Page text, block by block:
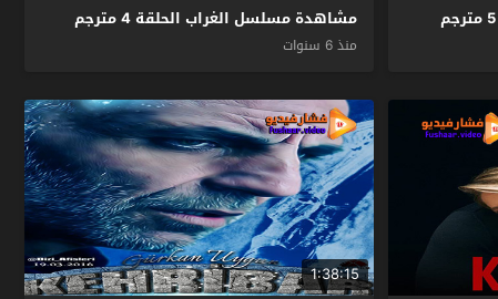
مشاهدة مسلسل الغراب الحلقة 4 مترجم
منذ 6 سنوات
1:38:15